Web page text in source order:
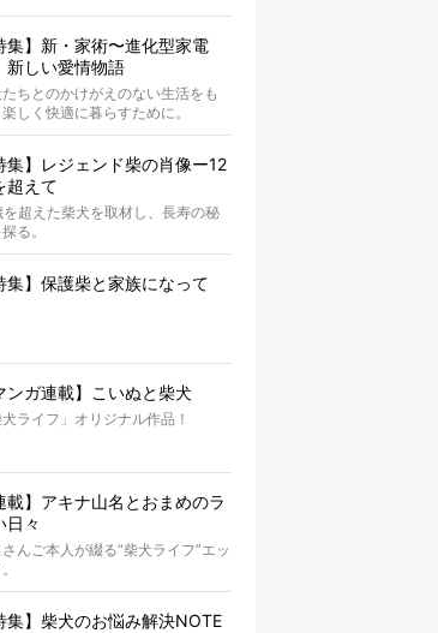
集】新・家術〜進化型家電
新しい愛情物語
ちとのかけがえのない生活をも
楽しく快適に暮らすために。
集】レジェンド柴の肖像ー12
超えて
を超えた柴犬を取材し、長寿の秘
る。
集】保護柴と家族になって
ンガ連載】こいぬと柴犬
犬ライフ」オリジナル作品！
載】アキナ山名とおまめのラ
日々
んご本人が綴る“柴犬ライフ”エッ
集】柴犬のお悩み解決NOTE